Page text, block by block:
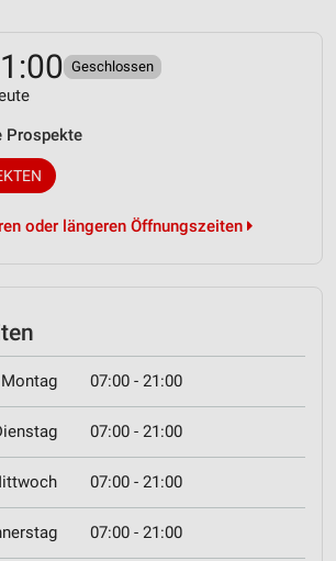
Geschlossen
Prospekte
oder längeren Öffnungszeiten
Montag 07:00 - 21:00
07:00 - 21:00
07:00 - 21:00
07:00 - 21:00